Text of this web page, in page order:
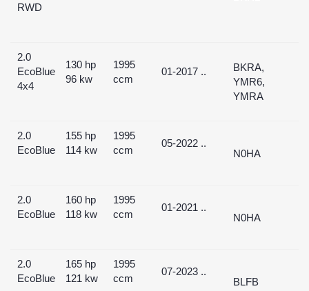
RWD
2.0
EcoBlue
4x4
130 hp
96 kw
1995
ccm
01-2017 ..
BKRA,
YMR6,
YMRA
2.0
EcoBlue
155 hp
114 kw
1995
ccm
05-2022 ..
N0HA
2.0
EcoBlue
160 hp
118 kw
1995
ccm
01-2021 ..
N0HA
2.0
EcoBlue
165 hp
121 kw
1995
ccm
07-2023 ..
BLFB